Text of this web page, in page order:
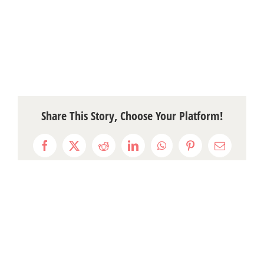
Share This Story, Choose Your Platform!
Facebook
X RedditLinkedInWhatsAppPinterestEmail